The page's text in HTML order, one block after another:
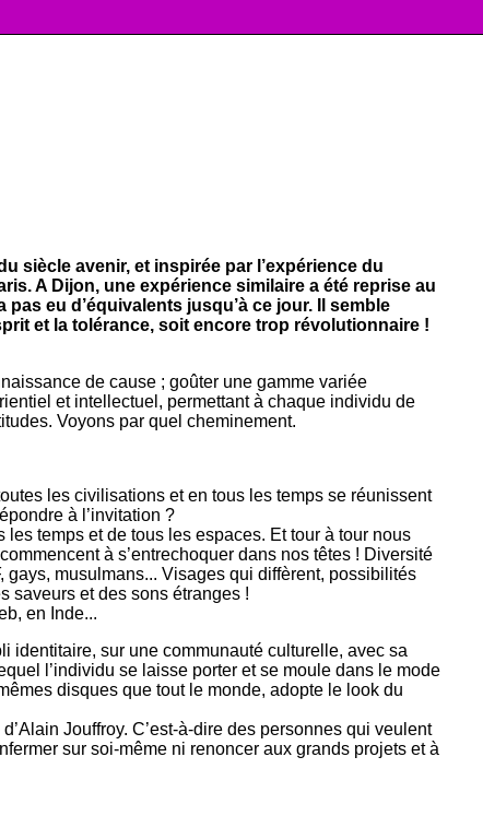
siècle avenir, et inspirée par l’expérience du
A Dijon, une expérience similaire a été reprise au
eu d’équivalents jusqu’à ce jour. Il semble
et la tolérance, soit encore trop révolutionnaire !
de cause ; goûter une gamme variée
et intellectuel, permettant à chaque individu de
Voyons par quel cheminement.
les civilisations et en tous les temps se réunissent
à l’invitation ?
temps et de tous les espaces. Et tour à tour nous
à s’entrechoquer dans nos têtes ! Diversité
musulmans... Visages qui diffèrent, possibilités
saveurs et des sons étranges !
en Inde...
identitaire, sur une communauté culturelle, avec sa
l’individu se laisse porter et se moule dans le mode
disques que tout le monde, adopte le look du
Jouffroy. C’est-à-dire des personnes qui veulent
sur soi-même ni renoncer aux grands projets et à